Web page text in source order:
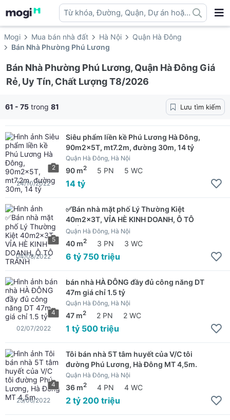
Từ khóa, Đường, Quận, Dự án hoặc
địa danh ...
Mogi Mua bán nhà đất Hà Nội
Quận Hà Đông
Bán Nhà Phường Phú Lương
Bán Nhà Phường Phú Lương, Quận Hà Đông Giá
Rẻ, Uy Tín, Chất Lượng T8/2026
61 - 75 trong 81 Lưu tìm kiếm
2
Siêu phẩm liền kề Phú Lương Hà Đông,
90m2x5T, mt7.2m, đường 30m, 14 tỷ
Quận Hà Đông, Hà Nội
90 m2 5 PN 5 WC
14 tỷ
24/10/2022
5
✅Bán nhà mặt phố Lý Thường Kiệt
40m2x3T, VỈA HÈ KINH DOANH, Ô TÔ
TRÁNH
Quận Hà Đông, Hà Nội
40 m2 3 PN 3 WC
6 tỷ 750 triệu
04/08/2022
4
bán nhà HÀ ĐÔNG đầy đủ công năng DT
47m giá chỉ 1.5 tỷ
Quận Hà Đông, Hà Nội
47 m2 2 PN 2 WC
1 tỷ 500 triệu
02/07/2022
4
Tôi bán nhà 5T tâm huyết của V/C tôi
đường Phú Lương, Hà Đông MT 4,5m.
Quận Hà Đông, Hà Nội
36 m2 4 PN 4 WC
2 tỷ 200 triệu
25/06/2022